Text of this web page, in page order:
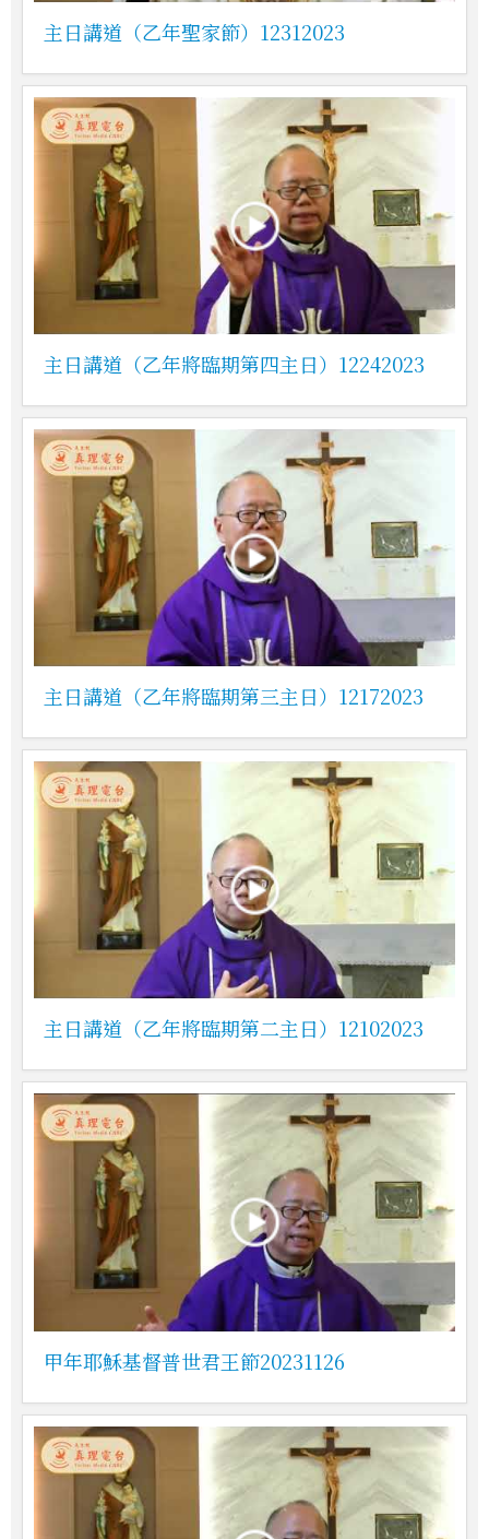
主日講道（乙年聖家節）12312023
主日講道（乙年將臨期第四主日）12242023
主日講道（乙年將臨期第三主日）12172023
主日講道（乙年將臨期第二主日）12102023
甲年耶穌基督普世君王節20231126